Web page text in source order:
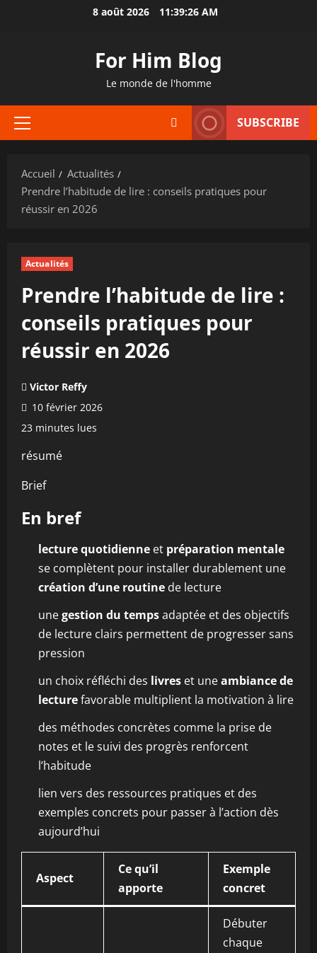
8 août 2026 11:39:27 AM
For Him Blog
Le monde de l'homme
Menu
SUBSCRIBE
Accueil
Actualités
Prendre l’habitude de lire : conseils pratiques pour
réussir en 2026
Actualités
Prendre l’habitude de lire :
conseils pratiques pour
réussir en 2026
Victor Reffy
10 février 2026
23 minutes lues
résumé
Brief
En bref
lecture quotidienne et préparation mentale
se complètent pour installer durablement une
création d’une routine de lecture
unegestion du tempsadaptée et des objectifs
de lecture clairs permettent de progresser sans
pression
un choix réfléchi des livres et uneambiance de
lecturefavorable multiplient la motivation à lire
des méthodes concrètes comme la prise de
notes et le suivi des progrès renforcent
l’habitude
lien vers des ressources pratiques et des
exemples concrets pour passer à l’action dès
aujourd’hui
Aspect
Ce qu’il
apporte
Exemple
concret
Débuter
chaque